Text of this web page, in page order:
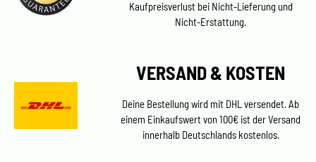
Kaufpreisverlust bei Nicht-Lieferung und
Nicht-Erstattung.
VERSAND & KOSTEN
Deine Bestellung wird mit DHL versendet. Ab
einem Einkaufswert von 100€ ist der Versand
innerhalb Deutschlands kostenlos.